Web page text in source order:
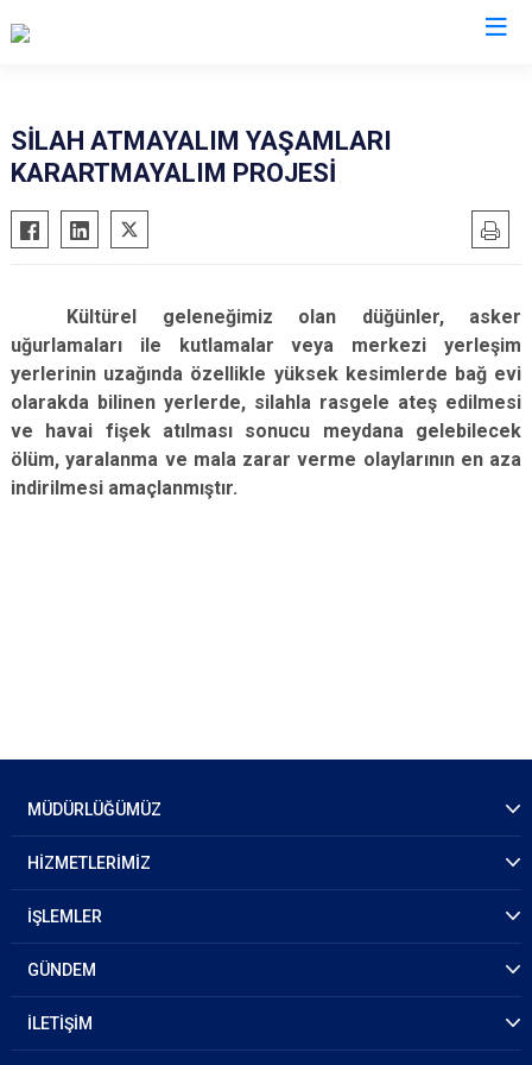
SİLAH ATMAYALIM YAŞAMLARI
KARARTMAYALIM PROJESİ
Kültürel geleneğimiz olan düğünler, asker
uğurlamaları ile kutlamalar veya merkezi yerleşim
yerlerinin uzağında özellikle yüksek kesimlerde bağ evi
olarakda bilinen yerlerde, silahla rasgele ateş edilmesi
ve havai fişek atılması sonucu meydana gelebilecek
ölüm, yaralanma ve mala zarar verme olaylarının en aza
indirilmesi amaçlanmıştır.
MÜDÜRLÜĞÜMÜZ
HİZMETLERİMİZ
İŞLEMLER
GÜNDEM
İLETİŞİM